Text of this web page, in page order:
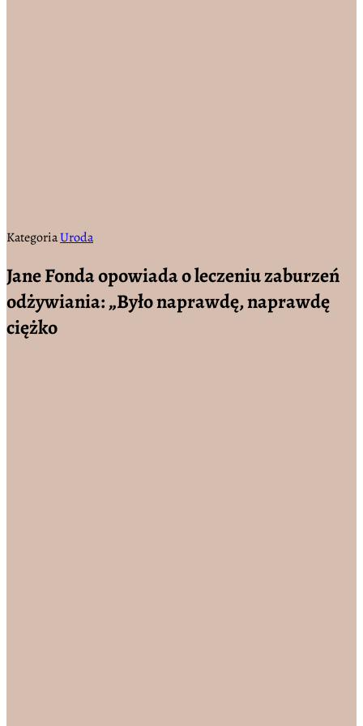
KategoriaUroda
Jane Fonda opowiada o leczeniu zaburzeń
odżywiania: „Było naprawdę, naprawdę
ciężko